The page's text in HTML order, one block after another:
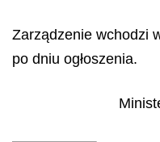
Zarządzenie wchodzi
po dniu ogłoszenia.